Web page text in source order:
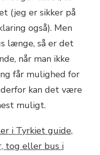
(jeg er sikker på
også). Men
længe, så er det
når man ikke
får mulighed for
kan det være
muligt.